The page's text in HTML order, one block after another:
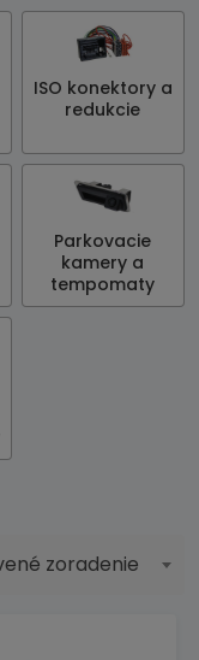
ISO konektory a
redukcie
Parkovacie
kamery a
tempomaty
zoradenie